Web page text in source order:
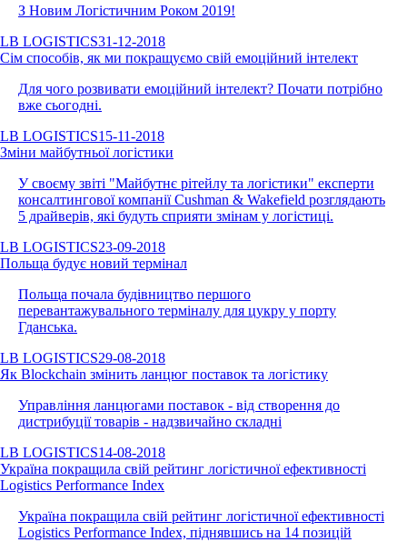
З Новим Логістичним Роком 2019!
LB LOGISTICS31-12-2018
Сім способів, як ми покращуємо свій емоційний інтелект
Для чого розвивати емоційний інтелект? Почати потрібно
вже сьогодні.
LB LOGISTICS15-11-2018
Зміни майбутньої логістики
У своєму звіті "Майбутнє рітейлу та логістики" експерти
консалтингової компанії Cushman & Wakefield розглядають
5 драйверів, які будуть сприяти змінам у логістиці.
LB LOGISTICS23-09-2018
Польща будує новий термінал
Польща почала будівництво першого
перевантажувального терміналу для цукру у порту
Гданська.
LB LOGISTICS29-08-2018
Як Blockchain змінить ланцюг поставок та логістику
Управління ланцюгами поставок - від створення до
дистрибуції товарів - надзвичайно складні
LB LOGISTICS14-08-2018
Україна покращила свій рейтинг логістичної ефективності
Logistics Performance Index
Україна покращила свій рейтинг логістичної ефективності
Logistics Performance Index, піднявшись на 14 позицій